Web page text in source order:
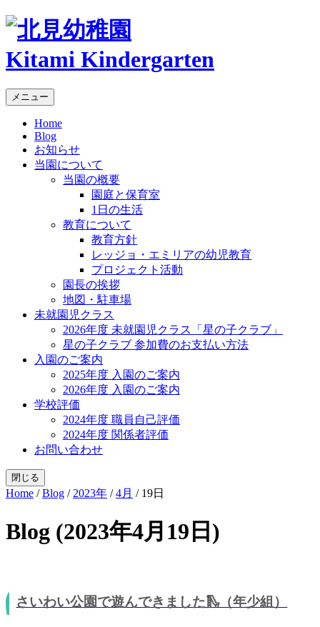
Kitami Kindergarten
メニュー
Home
Blog
お知らせ
当園について
当園の概要
園庭と保育室
1日の生活
教育について
教育方針
レッジョ・エミリアの幼児教育
プロジェクト活動
園長の挨拶
地図・駐車場
未就園児クラス
2026年度 未就園児クラス「星の子クラブ」
星の子クラブ 参加費のお支払い方法
入園のご案内
2025年度 入園のご案内
2026年度 入園のご案内
学校評価
2024年度 職員自己評価
2024年度 関係者評価
お問い合わせ
閉じる
Home /Blog / 2023年 /4月 / 19日
Blog (2023年4月19日)
さいわい公園で遊んできました🛝（年少組）